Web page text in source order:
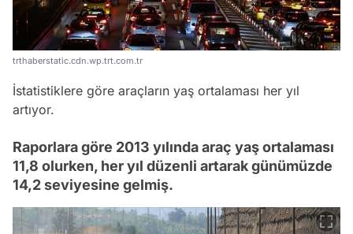
trthaberstatic.cdn.wp.trt.com.tr
İstatistiklere göre araçların yaş ortalaması her yıl
artıyor.
Raporlara göre 2013 yılında araç yaş ortalaması
11,8 olurken, her yıl düzenli artarak günümüzde
14,2 seviyesine gelmiş.